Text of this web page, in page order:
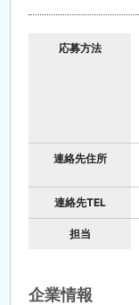
応募方法
連絡先住所
連絡先TEL
担当
企業情報